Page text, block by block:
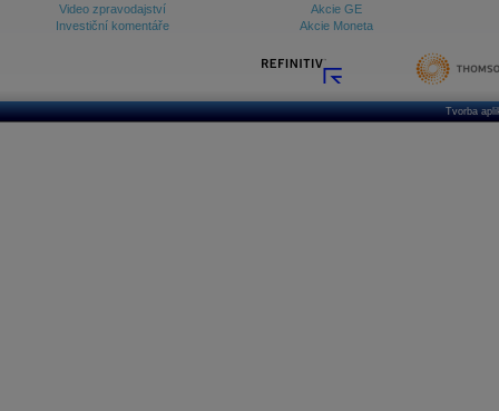
Video zpravodajství
Investiční komentáře
Akcie GE
Akcie Moneta
Tvorba